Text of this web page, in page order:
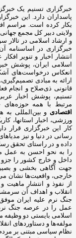
خبرگزاری تسنیم یک
ولایتی دبیر کل مجمع
و ارشاد اسلامی در تالار
خبرگزاری در اساسنامه
انتشار اخبار و تنویر
اسلامی ایران، پوشش
انعکاس درخواست‌های
ارائه به مبادی
قانونی ذی‌صلاح و انجام
تسنیم، پوشش اخبار
مرتبط با همه
اقتصادی و بین‌المللی به
ورزشی، اخبار استانها،
کار این خبرگزاری قرار
رسانی در دنیا و نیز
داده و در راستای تحقق
را به نحو احسن به عمل
داخل و خارج کشور را جزو
جهت آگاهی بخشی و
خارجی، واقعیت‌ها نشان
از نفوذ و انتشار ماهیت
انقلاب و اهداف آن
جنگ نرم علیه ایران
عمل را در عرصه جنگ
اسلامی بایستی دو وظیفه
مولفه‌ها و دستاوردهای
نظام سیاسی مبتنی بر